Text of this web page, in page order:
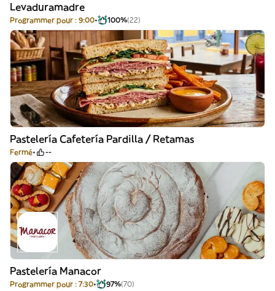
Levaduramadre
Programmer pour : 9:00 100%(22)
Pastelería Cafetería Pardilla / Retamas
Fermé --
Pastelería Manacor
Programmer pour : 7:30 97%(70)